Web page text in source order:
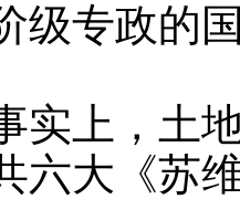
级专政的
上，土地
六大《苏